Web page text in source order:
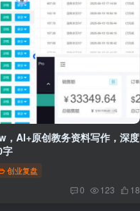
，AI+原创教务资料写作，深度
字
创业复盘
0 123 18